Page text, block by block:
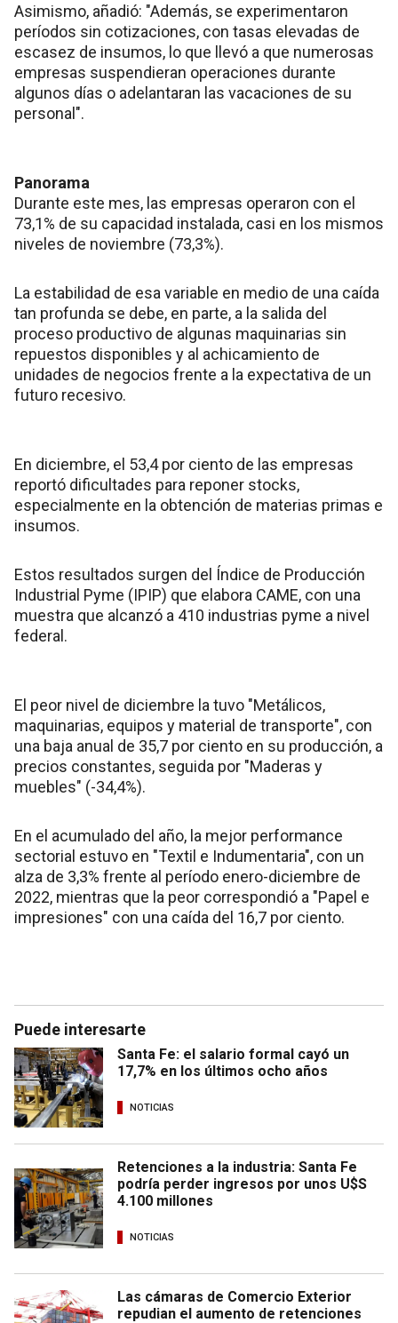
Asimismo, añadió: "Además, se experimentaron
períodos sin cotizaciones, con tasas elevadas de
escasez de insumos, lo que llevó a que numerosas
empresas suspendieran operaciones durante
algunos días o adelantaran las vacaciones de su
personal".
Panorama
Durante este mes, las empresas operaron con el
73,1% de su capacidad instalada, casi en los mismos
niveles de noviembre (73,3%).
La estabilidad de esa variable en medio de una caída
tan profunda se debe, en parte, a la salida del
proceso productivo de algunas maquinarias sin
repuestos disponibles y al achicamiento de
unidades de negocios frente a la expectativa de un
futuro recesivo.
En diciembre, el 53,4 por ciento de las empresas
reportó dificultades para reponer stocks,
especialmente en la obtención de materias primas e
insumos.
Estos resultados surgen del Índice de Producción
Industrial Pyme (IPIP) que elabora CAME, con una
muestra que alcanzó a 410 industrias pyme a nivel
federal.
El peor nivel de diciembre la tuvo "Metálicos,
maquinarias, equipos y material de transporte", con
una baja anual de 35,7 por ciento en su producción, a
precios constantes, seguida por "Maderas y
muebles" (-34,4%).
En el acumulado del año, la mejor performance
sectorial estuvo en "Textil e Indumentaria", con un
alza de 3,3% frente al período enero-diciembre de
2022, mientras que la peor correspondió a "Papel e
impresiones" con una caída del 16,7 por ciento.
Puede interesarte
Santa Fe: el salario formal cayó un
17,7% en los últimos ocho años
NOTICIAS
Retenciones a la industria: Santa Fe
podría perder ingresos por unos U$S
4.100 millones
NOTICIAS
Las cámaras de Comercio Exterior
repudian el aumento de retenciones